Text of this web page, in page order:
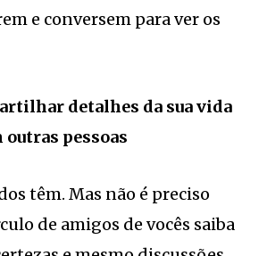
e conversem para ver os
detalhes da sua vida
outras pessoas
têm. Mas não é preciso
de amigos de vocês saiba